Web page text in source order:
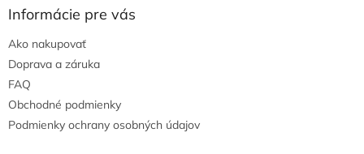
Informácie pre vás
Ako nakupovať
Doprava a záruka
FAQ
Obchodné podmienky
Podmienky ochrany osobných údajov